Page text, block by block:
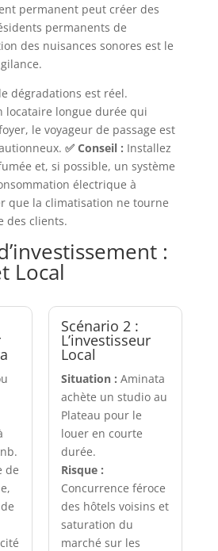
permanent peut créer des
permanents de
des nuisances sonores est le
dégradations est réel.
locataire longue durée qui
le voyageur de passage est
✅ Conseil : Installez
et, si possible, un système
électrique à
que la climatisation ne tourne
des clients.
:
Local
de
Scénario 2 :
L’investisseur
Local
Situation : Aminata
achète un studio au
Plateau pour le
louer en courte
durée.
Risque :
Concurrence féroce
des hôtels voisins et
saturation du
marché sur les